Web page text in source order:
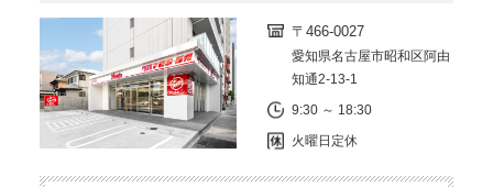
〒466-0027
愛知県名古屋市昭和区阿由
知通2-13-1
9:30 ～ 18:30
火曜日定休